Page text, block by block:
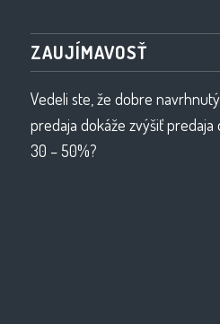
ZAUJÍMAVOSŤ
Vedeli ste, že dobre
predaja dokáže zvýšiť
30 – 50%?